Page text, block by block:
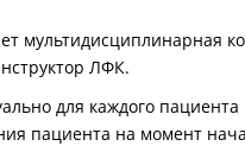
мультидисциплинарная
ЛФК.
для каждого
пациента на момент